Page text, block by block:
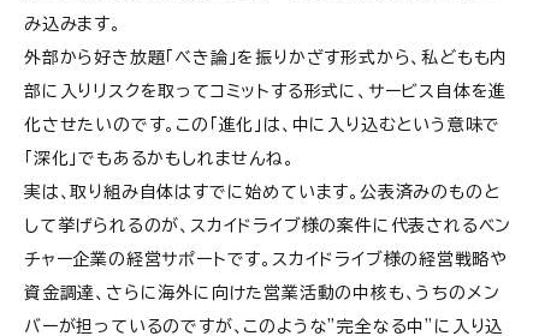
み込みます。
外部から好き放題「べき論」を振りかざす形式から、私どもも内
部に入りリスクを取ってコミットする形式に、サービス自体を進
化させたいのです。この「進化」は、中に入り込むという意味で
「深化」でもあるかもしれませんね。
実は、取り組み自体はすでに始めています。公表済みのものと
して挙げられるのが、スカイドライブ様の案件に代表されるベン
チャー企業の経営サポートです。スカイドライブ様の経営戦略や
資金調達、さらに海外に向けた営業活動の中核も、うちのメン
バーが担っているのですが、このような”完全なる中”に入り込